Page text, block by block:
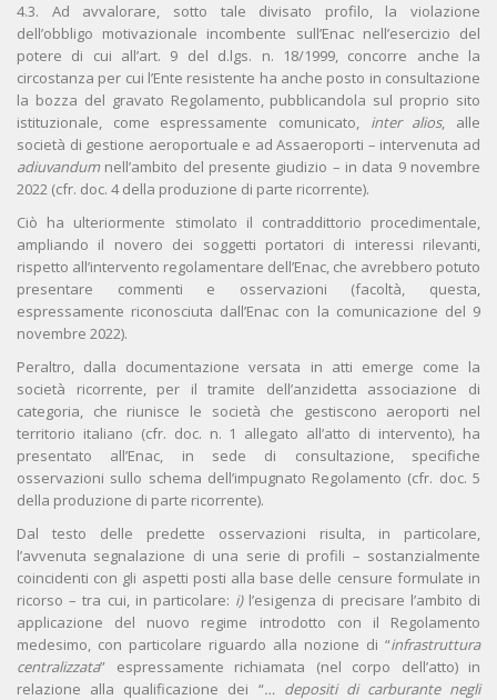
4.3. Ad avvalorare, sotto tale divisato profilo, la violazione
dell’obbligo motivazionale incombente sull’Enac nell’esercizio del
potere di cui all’art. 9 del d.lgs. n. 18/1999, concorre anche la
circostanza per cui l’Ente resistente ha anche posto in consultazione
la bozza del gravato Regolamento, pubblicandola sul proprio sito
istituzionale, come espressamente comunicato, inter alios, alle
società di gestione aeroportuale e ad Assaeroporti – intervenuta ad
adiuvandumnell’ambito del presente giudizio – in data 9 novembre
2022 (cfr. doc. 4 della produzione di parte ricorrente).
Ciò ha ulteriormente stimolato il contraddittorio procedimentale,
ampliando il novero dei soggetti portatori di interessi rilevanti,
rispetto all’intervento regolamentare dell’Enac, che avrebbero potuto
presentare commenti e osservazioni (facoltà, questa,
espressamente riconosciuta dall’Enac con la comunicazione del 9
novembre 2022).
Peraltro, dalla documentazione versata in atti emerge come la
società ricorrente, per il tramite dell’anzidetta associazione di
categoria, che riunisce le società che gestiscono aeroporti nel
territorio italiano (cfr. doc. n. 1 allegato all’atto di intervento), ha
presentato all’Enac, in sede di consultazione, specifiche
osservazioni sullo schema dell’impugnato Regolamento (cfr. doc. 5
della produzione di parte ricorrente).
Dal testo delle predette osservazioni risulta, in particolare,
l’avvenuta segnalazione di una serie di profili – sostanzialmente
coincidenti con gli aspetti posti alla base delle censure formulate in
ricorso – tra cui, in particolare: i)l’esigenza di precisare l’ambito di
applicazione del nuovo regime introdotto con il Regolamento
medesimo, con particolare riguardo alla nozione di “infrastruttura
centralizzata” espressamente richiamata (nel corpo dell’atto) in
relazione alla qualificazione dei “… depositi di carburante negli